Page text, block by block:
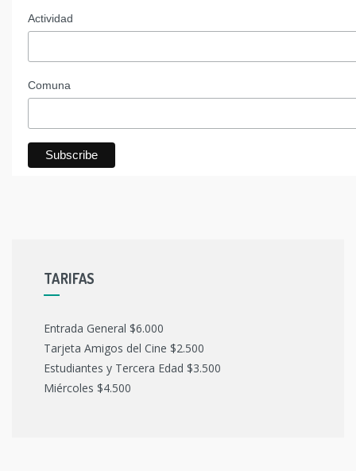
Actividad
Comuna
TARIFAS
Entrada General $6.000
Tarjeta Amigos del Cine $2.500
Estudiantes y Tercera Edad $3.500
Miércoles $4.500